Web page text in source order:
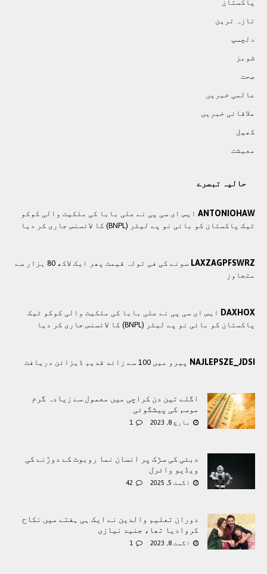
پاکستان
تازہ ترين
دلچسپ
شوبز
صحت
عالمی خبريں
علاقائی خبريں
کھيل
معيشت
حالیہ تبصرے
ANTONIOHAW ایس ای سی پی نے علی بابا کی ملکیت والی کوکو
ٹیک پاکستان کو بائی نو پے لیٹر (BNPL) کا لائسنس جاری کر دیا
LAXZAGPFSWRZ
سونے کی فی تولہ قیمت پھر ایک لاکھ 80 ہزار سے
متجاوز
DAXHOX ایس ای سی پی نے علی بابا کی ملکیت والی کوکو ٹیک
پاکستان کو بائی نو پے لیٹر (BNPL) کا لائسنس جاری کر دیا
NAJLEPSZE_JDSI پیرو میں 100 سے زائد قدیم ڈیزائن دریافت
اگلے تین دن کراچی میں معمول سے زیادہ گرم
موسم کی پیشگوئی
مارچ 8, 2023 1
دبئی کی سڑک پر انسان نما روبوٹ کے دوڑنے کی
ویڈیو وائرل
اگست 5, 2025 42
دوران تعلیم والدین نے ایک ہی ہفتے میں نکاح
کروادیا تھا، جنید نیازی
اگست 8, 2023 1